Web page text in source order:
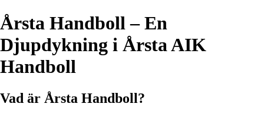
Årsta Handboll – En
Djupdykning i Årsta AIK
Handboll
Vad är Årsta Handboll?